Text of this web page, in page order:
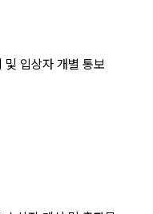
및 입상자 개별 통보